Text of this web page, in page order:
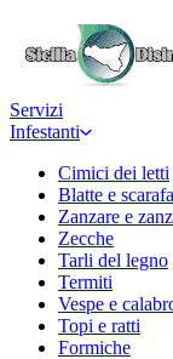
Servizi
Infestanti
Cimici dei letti
Blatte e
Zanzare e
Zecche
Tarli del legno
Termiti
Vespe e
Topi e ratti
Formiche